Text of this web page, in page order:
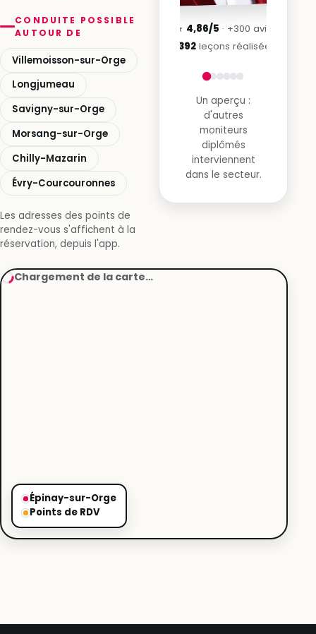
CONDUITE POSSIBLE
AUTOUR DE
Villemoisson-sur-Orge
Longjumeau
Savigny-sur-Orge
Morsang-sur-Orge
Chilly-Mazarin
Évry-Courcouronnes
Les adresses des points de
rendez-vous s'affichent à la
réservation, depuis l'app.
★ 4,86/5 · +300 avis
3 392 leçons réalisées
Un aperçu :
d'autres
moniteurs
diplômés
interviennent
dans le secteur.
Épinay-sur-Orge
Points de RDV
Chargement de la carte…